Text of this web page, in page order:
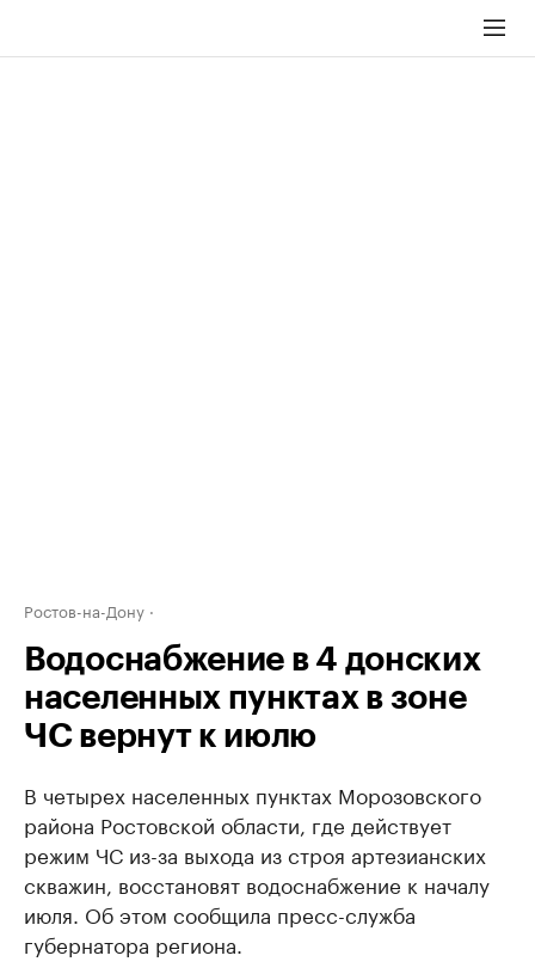
Ростов-на-Дону
Водоснабжение в 4 донских
населенных пунктах в зоне
ЧС вернут к июлю
В четырех населенных пунктах Морозовского
района Ростовской области, где действует
режим ЧС из-за выхода из строя артезианских
скважин, восстановят водоснабжение к началу
июля. Об этом сообщила пресс-служба
губернатора региона.